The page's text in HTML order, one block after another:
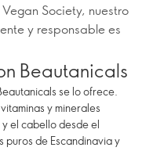
Society, nuestro
y responsable es
Beautanicals
se lo ofrece.
y minerales
el cabello desde el
puros de Escandinavia y